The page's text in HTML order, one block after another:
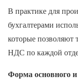
В практике для
бухгалтерами
которые позволяют
НДС по каждой
Форма основного